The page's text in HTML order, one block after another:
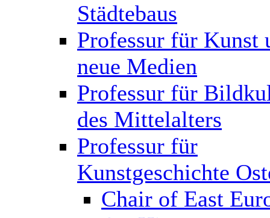
Städtebaus
Professur für Kunst
neue Medien
Professur für
des Mittelalters
Professur für
Kunstgeschichte
Chair of East